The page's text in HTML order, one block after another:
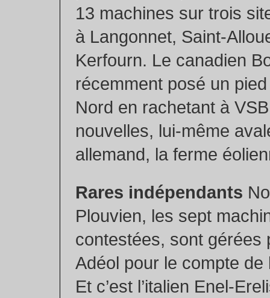
13 machines sur trois
à Langonnet, Saint-
Kerfourn. Le canadien
récemment posé un
Nord en rachetant à
nouvelles, lui-même
allemand, la ferme
Rares indépendants
Plouvien, les sept
contestées, sont gérées
Adéol pour le compte de
Et c’est l’italien Enel-